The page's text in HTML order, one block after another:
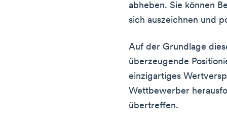
abheben. Sie können
sich auszeichnen und
Auf der Grundlage
überzeugende
einzigartiges
Wettbewerber
übertreffen.